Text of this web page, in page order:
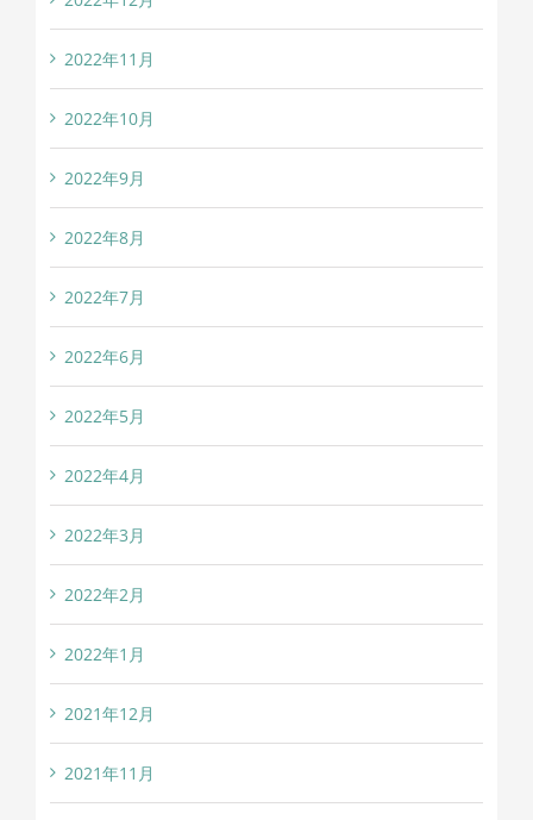
2022年11月
2022年10月
2022年9月
2022年8月
2022年7月
2022年6月
2022年5月
2022年4月
2022年3月
2022年2月
2022年1月
2021年12月
2021年11月